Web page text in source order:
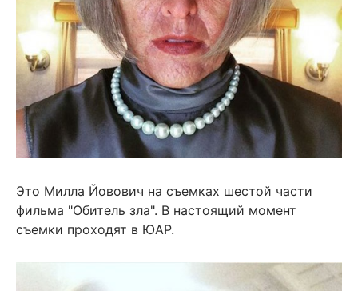
Это Милла Йовович на съемках шестой части
фильма "Обитель зла". В настоящий момент
съемки проходят в ЮАР.